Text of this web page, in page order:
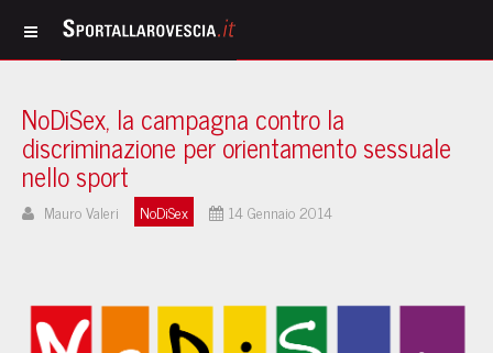
NoDiSex, la campagna contro la
discriminazione per orientamento sessuale
nello sport
Mauro Valeri NoDiSex 14 Gennaio 2014